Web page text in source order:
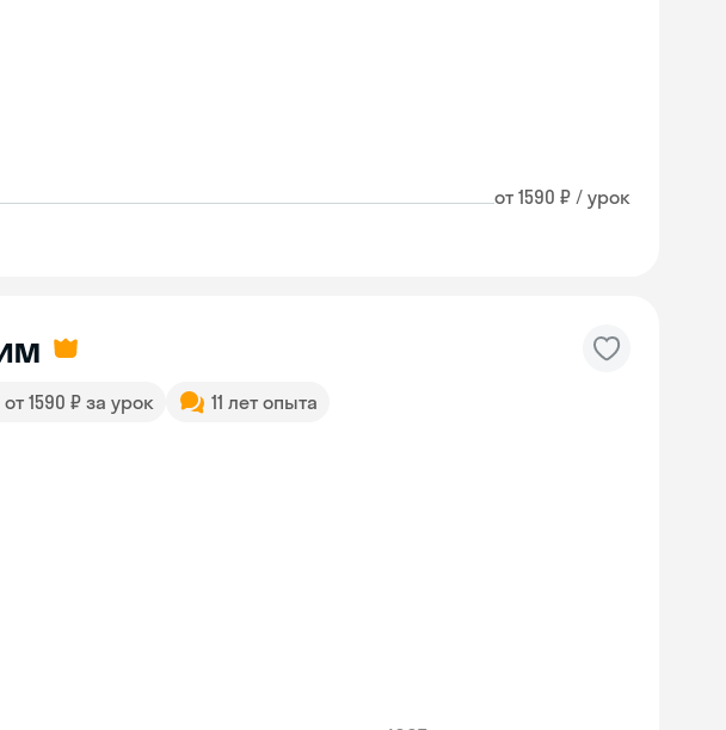
от 1590 ₽ / урок
от 1590 ₽ за урок 11 лет опыта